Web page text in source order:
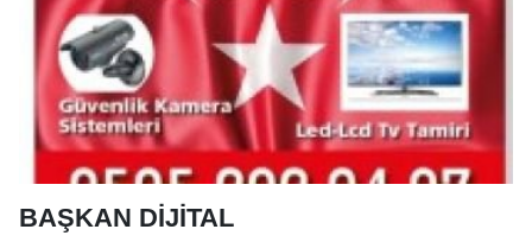
BAŞKAN DİJİTAL